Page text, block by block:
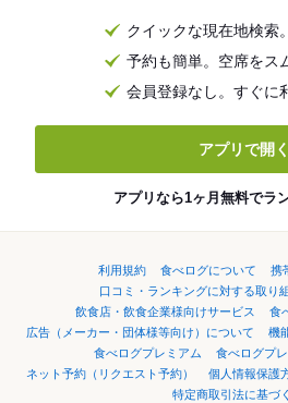
クイックな現在地検索
予約も簡単。空席をス
会員登録なし。すぐに
アプリで開く
アプリなら1ヶ月無料でラ
利用規約 食べログについて
携
口コミ・ランキングに対する取り
飲食店・飲食企業様向けサービス
食
広告（メーカー・団体様等向け）について
機
食べログプレミアム
食べログプ
ネット予約（リクエスト予約）
個人情報保護
特定商取引法に基づ